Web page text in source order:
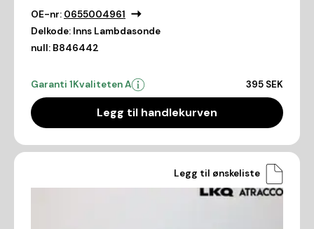
OE-nr: 0655004961
Delkode: Inns Lambdasonde
null: B846442
Garanti 1Kvaliteten A 395 SEK
Legg til handlekurven
Legg til ønskeliste